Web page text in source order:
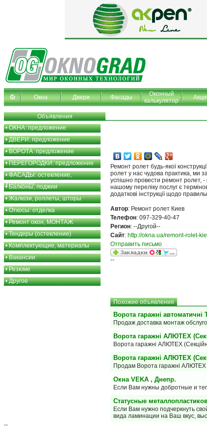
Окна Двери Фасады
Оконный
калькулятор
Объявления
•ОКНА: предложение
•ДВЕРИ: предложение
•ВОРОТА: предложение
•ПЕРЕГОРОДКИ: предложение
•ФАСАДЫ: остекление,
утепление
•Балконы, лоджии
•Жалюзи, роллеты, шторы
•Откосы: отделка
•Ремонт окон, МОНТАЖ
•Тендеры (остекление)
•Комплектующие, материалы
•Вакансии
•Резюме
•Другое
Ремонт ролет будь-якої
ролет у нас чудова практика, ми
успішно провести ремонт ролет, -
нашому переліку послуг є
додаткові інструкції щодо
Автор: Ремонт ролет Киев
Телефон: 097-329-40-47
Регион: --Другой--
Сайт: http://okna.ua/remont-rolet-
Отправить письмо
--
Похожие объявления
Ворота гаражні
Продаж доставка монтаж
Ворота гаражні АЛЮТЕХ
Ворота гаражні АЛЮТЕХ
Ворота гаражні АЛЮТЕХ
Продам Ворота гаражні АЛЮТЕХ
Окна VEKA , Днепр.
Если Вам нужны добротные и
Статусные
Если Вам нужно подчеркнуть
вида ламинации на Ваш вкус,
--